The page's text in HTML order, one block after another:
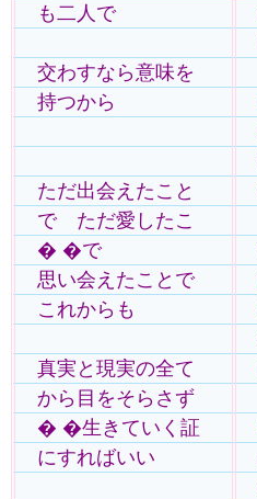
も二人で
交わすなら意味を
持つから
ただ出会えたこと
で ただ愛したこ
� �で
思い会えたことで
これからも
真実と現実の全て
から目をそらさず
� �生きていく証
にすればいい